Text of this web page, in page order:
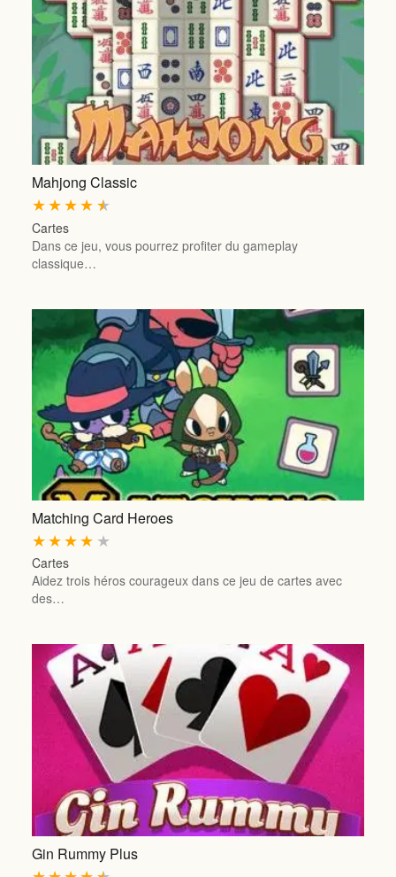
Mahjong Classic
★
★
★
★
★
Cartes
Dans ce jeu, vous pourrez profiter du gameplay
classique…
Matching Card Heroes
★
★
★
★
★
Cartes
Aidez trois héros courageux dans ce jeu de cartes avec
des…
Gin Rummy Plus